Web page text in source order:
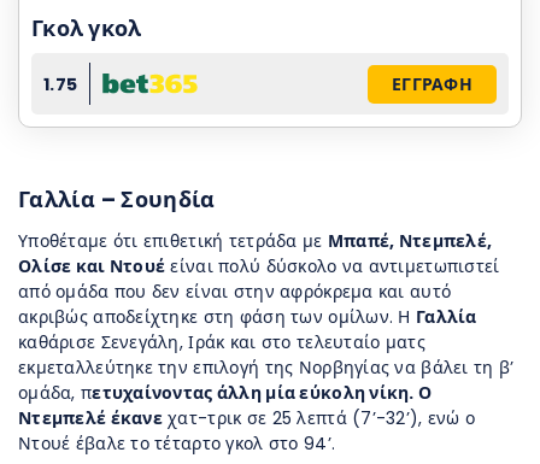
Γκολ γκολ
1.75 ΕΓΓΡΑΦΗ
Γαλλία – Σουηδία
Υποθέταμε ότι επιθετική τετράδα με Μπαπέ, Ντεμπελέ,
Ολίσε και Ντουέ είναι πολύ δύσκολο να αντιμετωπιστεί
από ομάδα που δεν είναι στην αφρόκρεμα και αυτό
ακριβώς αποδείχτηκε στη φάση των ομίλων. Η Γαλλία
καθάρισε Σενεγάλη, Ιράκ και στο τελευταίο ματς
εκμεταλλεύτηκε την επιλογή της Νορβηγίας να βάλει τη β’
ομάδα, πετυχαίνοντας άλλη μία εύκολη νίκη. Ο
Ντεμπελέ έκανεχατ-τρικ σε 25 λεπτά (7’-32’), ενώ ο
Ντουέ έβαλε το τέταρτο γκολ στο 94’.